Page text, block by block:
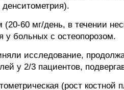
денситометрия).
60 мг/день, в течении
у больных с остеопорозом.
исследование,
у 2/3 пациентов,
(рост костной